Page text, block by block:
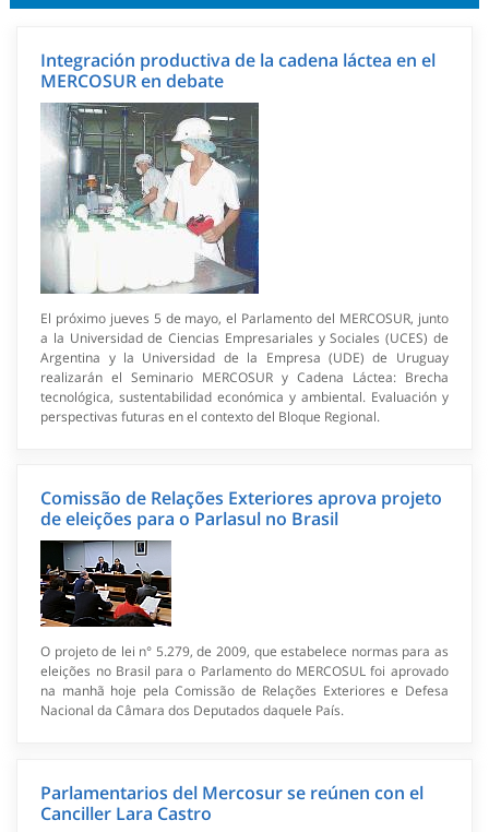
Integración productiva de la cadena láctea en el
MERCOSUR en debate
El próximo jueves 5 de mayo, el Parlamento del MERCOSUR, junto
a la Universidad de Ciencias Empresariales y Sociales (UCES) de
Argentina y la Universidad de la Empresa (UDE) de Uruguay
realizarán el Seminario MERCOSUR y Cadena Láctea: Brecha
tecnológica, sustentabilidad económica y ambiental. Evaluación y
perspectivas futuras en el contexto del Bloque Regional.
Comissão de Relações Exteriores aprova projeto
de eleições para o Parlasul no Brasil
O projeto de lei n° 5.279, de 2009, que estabelece normas para as
eleições no Brasil para o Parlamento do MERCOSUL foi aprovado
na manhã hoje pela Comissão de Relações Exteriores e Defesa
Nacional da Câmara dos Deputados daquele País.
Parlamentarios del Mercosur se reúnen con el
Canciller Lara Castro